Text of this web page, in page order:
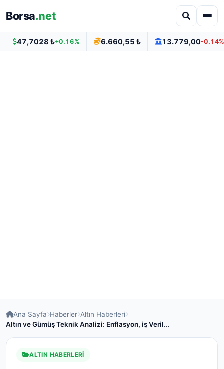
Borsa.net
47,7028 ₺+0.16% 6.660,55 ₺ 13.779,00-0.14%
Ana Sayfa Haberler Altın Haberleri
Altın ve Gümüş Teknik Analizi: Enflasyon, iş Veril...
ALTIN HABERLERI